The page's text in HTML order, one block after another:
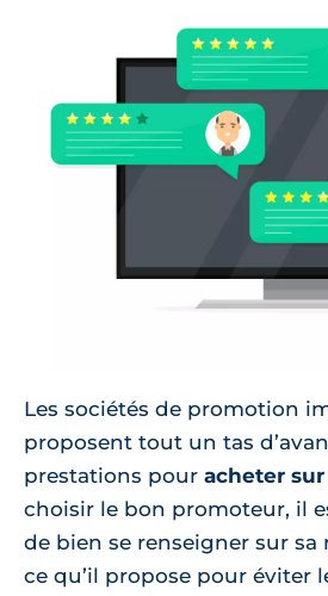
Les sociétés de promotion
proposent tout un tas
prestations pour acheter
choisir le bon promoteur, il
de bien se renseigner sur
ce qu’il propose pour éviter